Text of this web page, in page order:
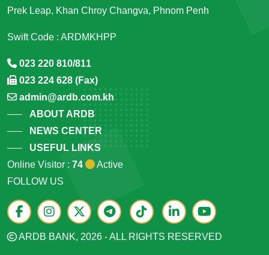
Prek Leap, Khan Chroy Changva, Phnom Penh
Swift Code : ARDMKHPP
023 220 810/811
023 224 628 (Fax)
admin@ardb.com.kh
ABOUT ARDB
NEWS CENTER
USEFUL LINKS
Online Visitor : 74
Active
FOLLOW US
ARDB BANK, 2026 - ALL RIGHTS RESERVED